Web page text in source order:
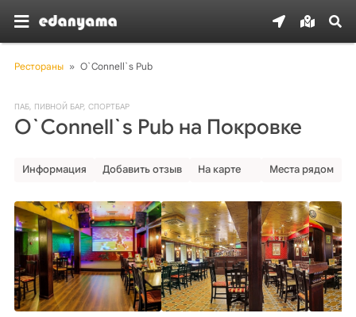
Рестораны » O`Connell`s Pub
ПАБ, ПИВНОЙ БАР, СПОРТБАР
O`Connell`s Pub на Покровке
Информация Добавить отзыв На карте Места рядом